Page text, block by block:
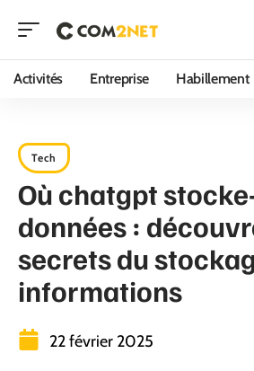
Activités Entreprise Habillement
Tech
Où chatgpt
données :
secrets du
informations
22 février 2025